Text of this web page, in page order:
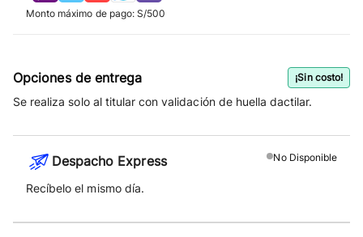
Monto máximo de pago: S/500
Opciones de entrega ¡Sin costo!
Se realiza solo al titular con validación de huella dactilar.
No Disponible
Despacho Express
Recíbelo el mismo día.